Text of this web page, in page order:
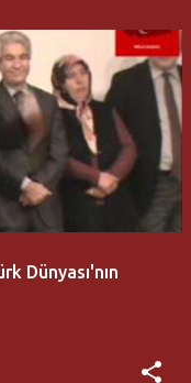
Dünyası'nın